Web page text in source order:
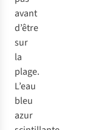
avant
d’être
sur
la
plage.
L’eau
bleu
azur